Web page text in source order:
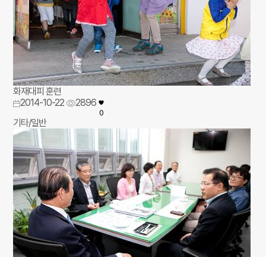
화재대피 훈련
2014-10-22
2896
0
기타/일반